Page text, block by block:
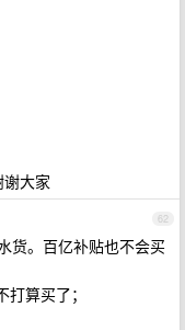
大家
62
货。百亿补贴也不会买
算买了；